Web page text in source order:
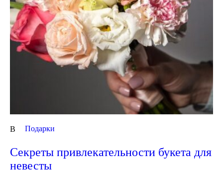
В Подарки
Секреты привлекательности букета для
невесты